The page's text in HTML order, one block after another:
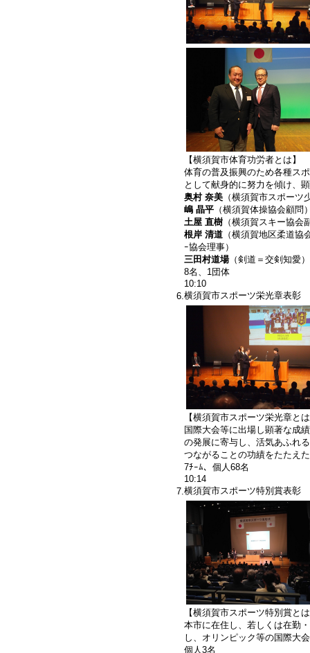
【横須賀市体育功労者とは】
体育の普及振興のため各種ス
として献身的に努力を傾け、
奥村 奈美 （横須賀市スポーツ
嶋 晶平 （横須賀体操協会顧問
土屋 直樹 （横須賀スキー協会
根岸 清道 （横須賀地区柔道
ｰ協会理事）
三田村道場（剣道＝交剣知愛）
8名、1団体
10:10
6.横須賀市スポーツ栄光章表彰
【横須賀市スポーツ栄光章と
国際大会等に出場し顕著な成
の発展に寄与し、活気あふれ
つながることの功績をたたえ
7ﾁｰﾑ、個人68名
10:14
7.横須賀市スポーツ特別賞表彰
【横須賀市スポーツ特別賞と
本市に在住し、若しくは在勤
し、オリンピック等の国際大
個人3名